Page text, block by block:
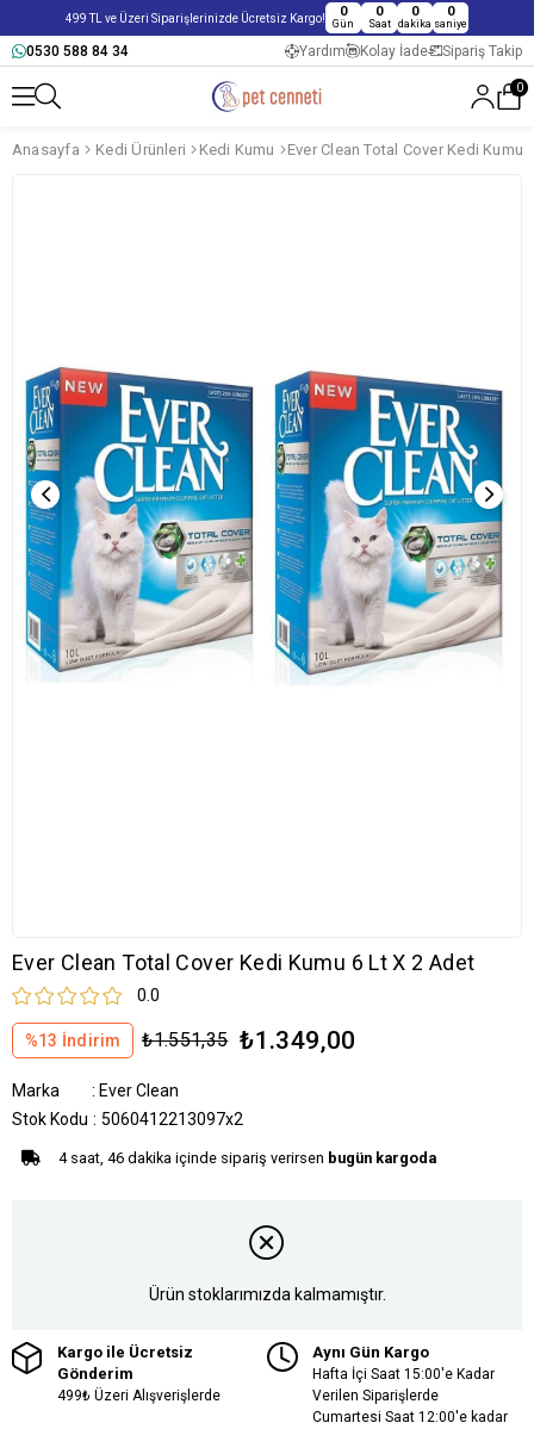
499 TL ve Üzeri Siparişlerinizde Ücretsiz Kargo! 0
Gün
0
Saat
0
dakika
0
saniye
0530 588 84 34 Yardım Kolay İade Sipariş Takip
0
Anasayfa Kedi Ürünleri Kedi Kumu Ever Clean Total Cover Kedi Kumu
Ever Clean Total Cover Kedi Kumu 6 Lt X 2 Adet
0.0
%13 İndirim ₺1.551,35 ₺1.349,00
Marka : Ever Clean
Stok Kodu
5060412213097x2
4 saat, 46 dakika içinde sipariş verirsen bugün kargoda
Ürün stoklarımızda kalmamıştır.
Kargo ile Ücretsiz
Gönderim
499₺ Üzeri Alışverişlerde
Aynı Gün Kargo
Hafta İçi Saat 15:00'e Kadar
Verilen Siparişlerde
Cumartesi Saat 12:00'e kadar